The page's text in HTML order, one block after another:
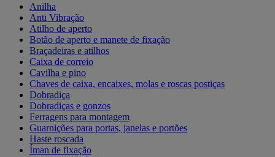
Anilha
Anti Vibração
Atilho de aperto
Botão de aperto e manete de fixação
Braçadeiras e atilhos
Caixa de correio
Cavilha e pino
Chaves de caixa, encaixes, molas e roscas postiças
Dobradiça
Dobradiças e gonzos
Ferragens para montagem
Guarnições para portas, janelas e portões
Haste roscada
Íman de fixação